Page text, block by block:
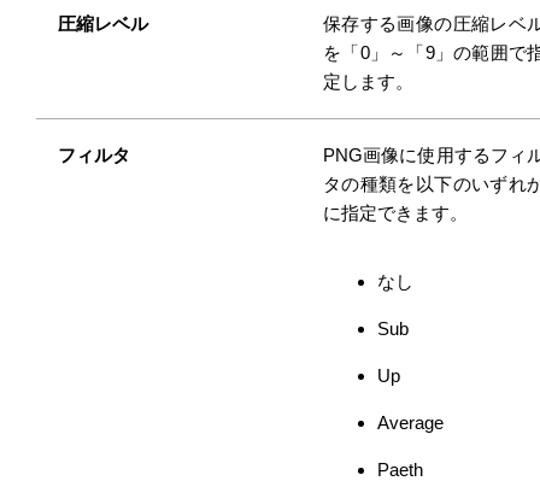
圧縮レベル
保存する画像の圧縮レベ
を「0」～「9」の範囲で
定します。
フィルタ
PNG画像に使用するフィ
タの種類を以下のいずれ
に指定できます。
なし
Sub
Up
Average
Paeth